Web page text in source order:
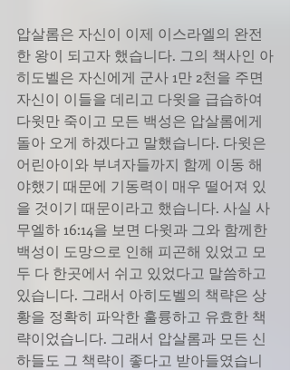
압살롬은 자신이 이제 이스라엘의 완전
한 왕이 되고자 했습니다. 그의 책사인 아
히도벨은 자신에게 군사 1만 2천을 주면
자신이 이들을 데리고 다윗을 급습하여
다윗만 죽이고 모든 백성은 압살롬에게
돌아 오게 하겠다고 말했습니다. 다윗은
어린아이와 부녀자들까지 함께 이동 해
야했기 때문에 기동력이 매우 떨어져 있
을 것이기 때문이라고 했습니다. 사실 사
무엘하 16:14을 보면 다윗과 그와 함께한
백성이 도망으로 인해 피곤해 있었고 모
두 다 한곳에서 쉬고 있었다고 말씀하고
있습니다. 그래서 아히도벨의 책략은 상
황을 정확히 파악한 훌륭하고 유효한 책
략이었습니다. 그래서 압살롬과 모든 신
하들도 그 책략이 좋다고 받아들였습니